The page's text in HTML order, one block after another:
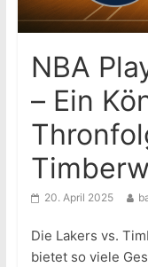
NBA
– Ein
20. April 2025
Die Lakers vs.
bietet so viele